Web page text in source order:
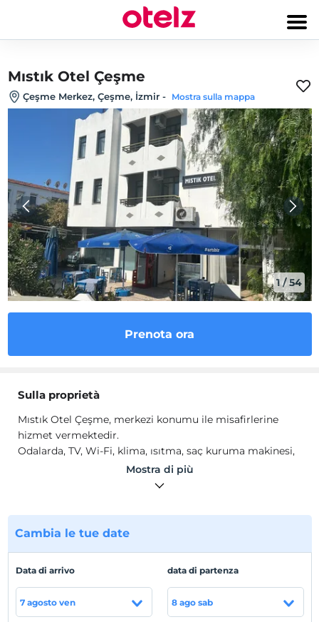
Mıstık Otel Çeşme
Çeşme Merkez, Çeşme, İzmir - Mostra sulla mappa
1/54
Prenota ora
Sulla proprietà
Mıstık Otel Çeşme, merkezi konumu ile misafirlerine
hizmet vermektedir.
Odalarda, TV, Wi-Fi, klima, ısıtma, saç kuruma makinesi,
ücretsiz banyo malzemeleri bulunmaktadır.
Çeşme Merkez'de konumlanmaktadır.
la spiaggia
Plaja 600 m mesafededir.
Mostra sulla
Mostra di più
Cambia le tue date
Data di arrivo
7 agosto ven
data di partenza
8 ago sab